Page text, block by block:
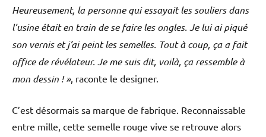
Heureusement, la personne qui essayait les souliers dans
l’usine était en train de se faire les ongles. Je lui ai piqué
son vernis et j’ai peint les semelles. Tout à coup, ça a fait
office de révélateur. Je me suis dit, voilà, ça ressemble à
mon dessin ! », raconte le designer.
C’est désormais sa marque de fabrique. Reconnaissable
entre mille, cette semelle rouge vive se retrouve alors